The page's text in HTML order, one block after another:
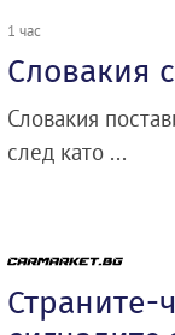
1 час
Словакия
Словакия
след като ...
Страните-